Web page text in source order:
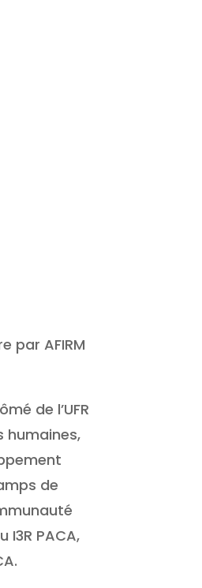
par AFIRM
de l’UFR
humaines,
de
I3R PACA,